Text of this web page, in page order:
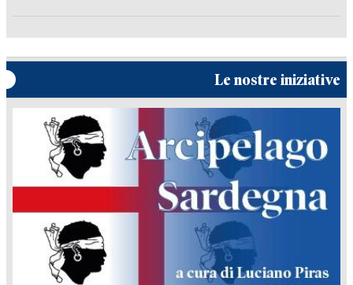
Le nostre iniziative